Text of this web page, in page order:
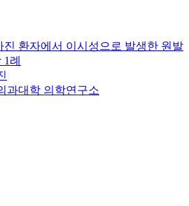
진 환자에서 이시성으로 발생한 원발
례
과대학 의학연구소